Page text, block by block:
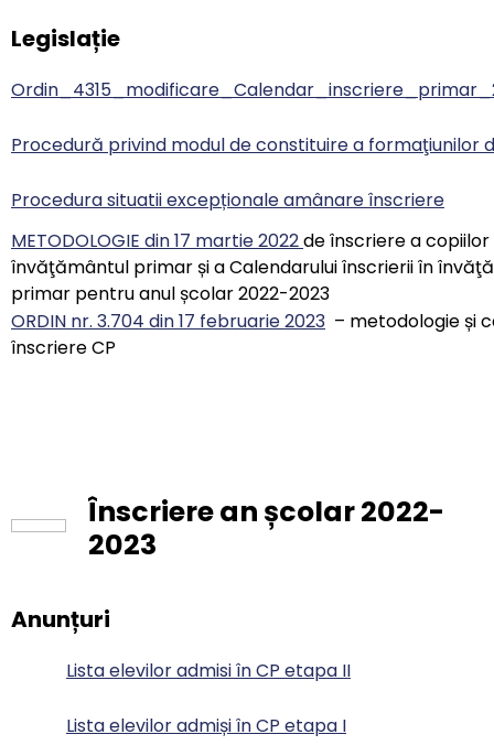
Legislație
Procedură privind modul de constituire a formaţiunilor
Procedura situatii excepționale amânare înscriere
METODOLOGIE din 17 martie 2022de înscriere a copiilor
învăţământul primar și a Calendarului înscrierii în
primar pentru anul școlar 2022-2023
ORDIN nr. 3.704 din 17 februarie 2023 – metodologie și
înscriere CP
Înscriere an școlar 2022-
2023
Anunțuri
Lista elevilor admisi în CP etapa II
Lista elevilor admiși în CP etapa I